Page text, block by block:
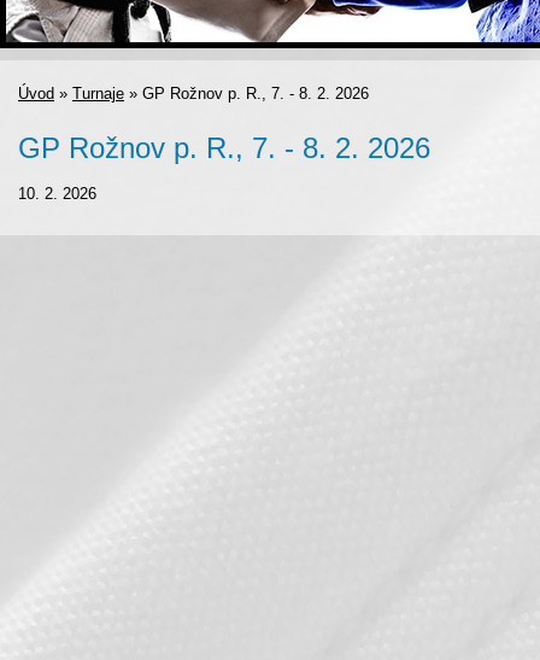
Úvod » Turnaje » GP Rožnov p. R., 7. - 8. 2. 2026
GP Rožnov p. R., 7. - 8. 2. 2026
10. 2. 2026